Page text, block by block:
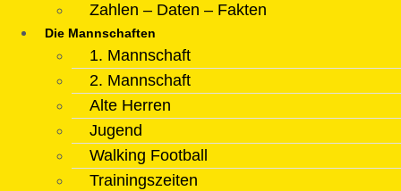
Zahlen – Daten – Fakten
Die Mannschaften
1. Mannschaft
2. Mannschaft
Alte Herren
Jugend
Walking Football
Trainingszeiten